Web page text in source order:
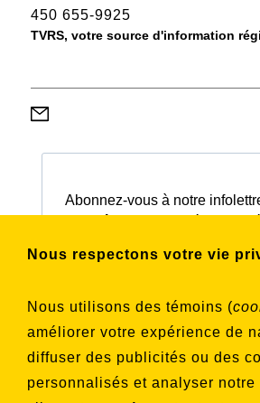
Nous respectons votre vie
Nous utilisons des témoins (
améliorer votre expérience de
diffuser des publicités ou des
personnalisés et analyser notre
450 655-9925
TVRS, votre source d'information
Abonnez-vous à notre
souhaitez vous inscrire
Aucune liste sélectionnée
S'INSCRIRE